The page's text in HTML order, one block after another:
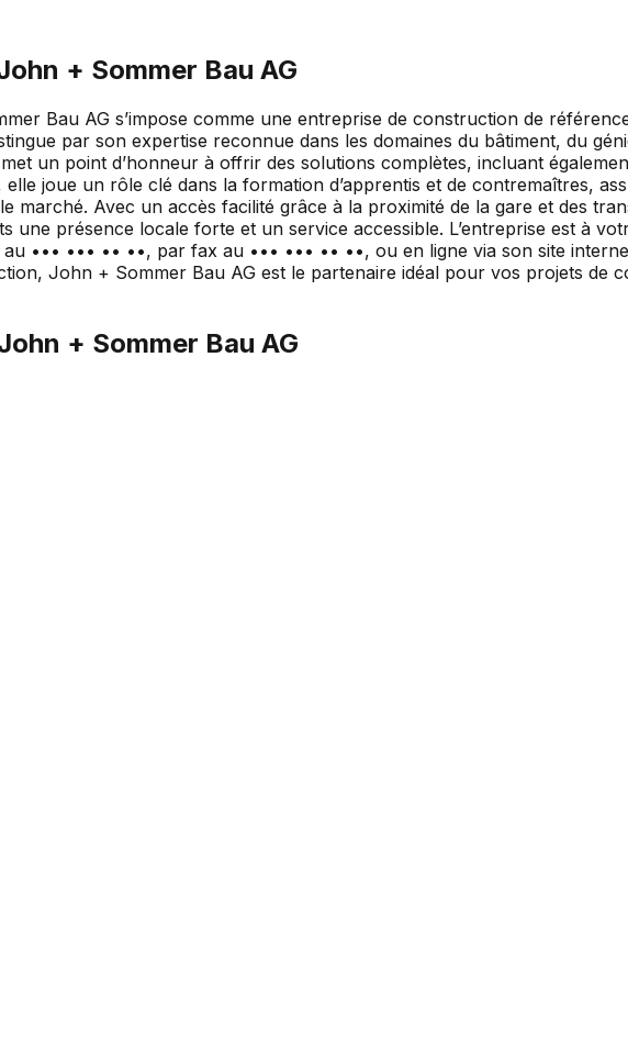
+ Sommer Bau AG
Bau AG s’impose comme une entreprise de construction de
par son expertise reconnue dans les domaines du bâtiment, du
un point d’honneur à offrir des solutions complètes, incluant
joue un rôle clé dans la formation d’apprentis et de contremaîtres,
marché. Avec un accès facilité grâce à la proximité de la gare et des
une présence locale forte et un service accessible. L’entreprise est à
••• ••• •• ••, par fax au ••• ••• •• ••, ou en ligne via son site
John + Sommer Bau AG est le partenaire idéal pour vos projets de
+ Sommer Bau AG